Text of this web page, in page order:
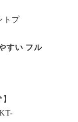
すい フル